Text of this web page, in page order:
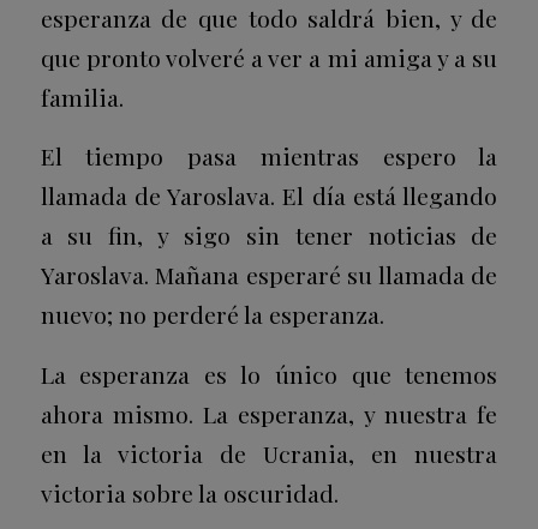
esperanza de que todo saldrá bien, y de
que pronto volveré a ver a mi amiga y a su
familia.
El tiempo pasa mientras espero la
llamada de Yaroslava. El día está llegando
a su fin, y sigo sin tener noticias de
Yaroslava. Mañana esperaré su llamada de
nuevo; no perderé la esperanza.
La esperanza es lo único que tenemos
ahora mismo. La esperanza, y nuestra fe
en la victoria de Ucrania, en nuestra
victoria sobre la oscuridad.